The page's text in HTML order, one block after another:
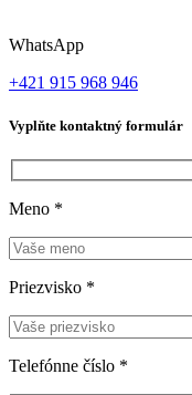
WhatsApp
+421 915 968 946
Vyplňte kontaktný formulár
Meno *
Priezvisko *
Telefónne číslo *